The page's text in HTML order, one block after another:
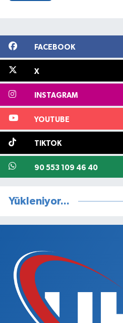
FACEBOOK
X
INSTAGRAM
YOUTUBE
TIKTOK
90 553 109 46 40
Yükleniyor...